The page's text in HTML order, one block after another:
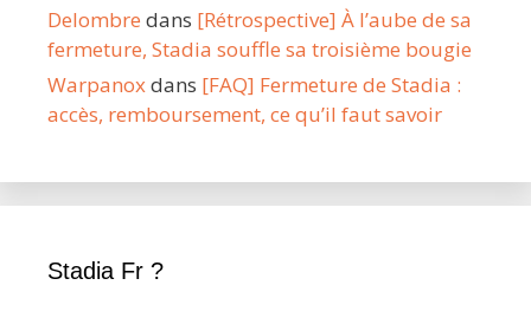
Delombre dans [Rétrospective] À l’aube de sa
fermeture, Stadia souffle sa troisième bougie
Warpanoxdans [FAQ] Fermeture de Stadia :
accès, remboursement, ce qu’il faut savoir
Stadia Fr ?